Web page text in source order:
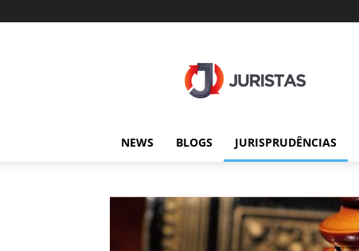
NEWS BLOGS JURISPRUDÊNCIAS